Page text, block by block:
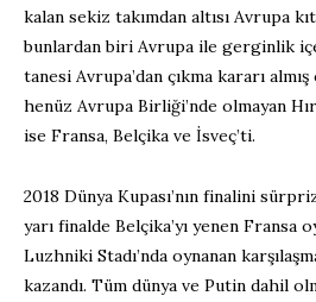
kalan sekiz takımdan altısı Avrupa
bunlardan biri Avrupa ile gerginlik
tanesi Avrupa’dan çıkma kararı
henüz Avrupa Birliği’nde olmayan
ise Fransa, Belçika ve İsveç’ti.
2018 Dünya Kupası’nın finalini
yarı finalde Belçika’yı yenen Fransa
Luzhniki Stadı’nda oynanan
kazandı. Tüm dünya ve Putin dahil